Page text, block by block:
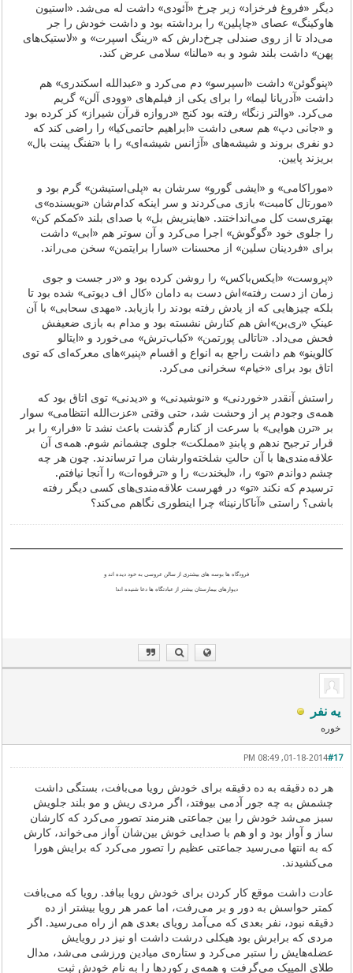
دیگر «فروغ فرخزاد» زیر چرخ «آئودی» داشت له می‌شد. «استیون
هاوکینگ» عصای «چاپلین» را برداشته بود و داشت خودش را جر
می‌داد تا از روی صندلی چرخ‌دارش که «رینگ اسپرت» و «لاستیک‌های
پهن» داشت بلند شود و به «مالنا» سلامی عرض کند.
«پنوگوئن» داشت «اسپرسو» دم می‌کرد و «عبدالله اسکندری» هم
داشت «آدریانا لیما» را برای یکی از فیلم‌های «وودی آلن» گریم
می‌کرد. «والتر زنگا» رفته بود کنج «دروازه قرآن شیراز» کز کرده بود
و «جانی دپ» هم سعی داشت «ابراهیم حاتمی‌کیا» را راضی کند که
دو نفری بروند و شیشه‌های «آژانس شیشه‌ای» را با «تفنگ پینت بال»
بریزند پایین.
«موراکامی» و «ایشی گورو» سرشان به «پلی‌استیشن» گرم بود و
«مورتال کامبت» بازی می‌کردند و سر اینکه کدام‌شان «نویسنده‌»ی
بهتری‌ست کل می‌انداختند. «هاینریش بل» با صدای بلند «کمکم کن»
را جلوی خود «گوگوش» اجرا می‌کرد و آن سوتر هم «ابی» داشت
برای «فردینان سلین» از محسنات «سارا برایتمن» سخن می‌راند.
«پروست» «ایکس‌باکس» را روشن کرده بود و «در جست و جوی
زمان از دست رفته‌»‌اش دست به دامان «کال اف دیوتی» شده بود تا
بلکه چیزهایی که از یادش رفته بودند را بازیابد. «مهدی سحابی» با آن
عینکِ «ری‌بن»‌اش هم کنارش نشسته بود و مدام به بازی ضعیفش
فحش می‌داد. «ناتالی پورتمن» «کباب‌ترش» می‌خورد و «ایتالو
کالوینو» هم داشت راجع به انواع و اقسام «پنیر»های معرکه‌ای که توی
اتاق بود برای «خیام» سخرانی می‌کرد.
راستش آنقدر «خوردنی» و «نوشیدنی» و «دیدنی» توی اتاق بود که
همه‌ی وجودم پر از وحشت شد، حتی وقتی «عزت‌الله انتظامی» سوار
بر «ترن هوایی» با سرعت از کنارم گذشت باعث نشد تا «فرار» را بر
قرار ترجیح ندهم و پابندِ «مملکت» جلوی چشمانم شوم. همه‌ی آن
علاقه‌مندی‌ها با آن حالتِ شلخته‌وارشان مرا ترساندند. چون هر چه
چشم دواندم «تو» را، «لبخندت» را و «ترقوه‌ات» را آنجا نیافتم.
ترسیدم که نکند «تو» در فهرست علاقه‌مندی‌های کسی دیگر رفته
باشی؟ راستی «آناکارنینا» چرا اینطوری نگاهم می‌کند؟
فرودگاه ها بوسه های بیشتری از سالن عروسی به خود دیده اند و
دیوارهای بیمارستان بیشتر از عبادتگاه ها دعا شنیده اند!
یه نفر
خوره
#17
01-18-2014, 08:49 PM
هر ده دقیقه به ده دقیقه برای خودش رویا می‌بافت، بستگی داشت
چشمش به چه جور آدمی بیوفتد، اگر مردی ریش و مو بلند جلویش
سبز می‌شد خودش را بین جماعتی هنرمند تصور می‌کرد که کارشان
ساز و آواز بود و او هم با صدایی خوش بین‌شان آواز می‌خواند، کارش
که به انتها می‌رسید جماعتی عظیم را تصور می‌کرد که برایش هورا
می‌کشیدند.
عادت داشت موقع کار کردن برای خودش رویا ببافد. رویا که می‌بافت
کمتر حواسش به دور و بر می‌رفت، اما عمر هر رویا بیشتر از ده
دقیقه نبود، نفر بعدی که می‌آمد رویای بعدی هم از راه می‌رسید. اگر
مردی که برابرش بود هیکلی درشت داشت او نیز در رویایش
عضله‌هایش را ستبر می‌کرد و ستاره‌ی میادین ورزشی می‌شد، مدال
طلای المپیک می‌گرفت و همه‌ی رکوردها را به نام خودش ثبت